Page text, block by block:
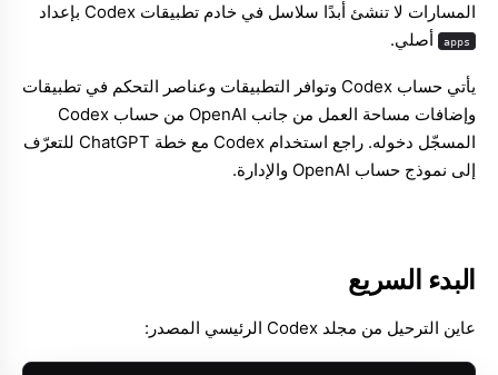
المسارات لا تنشئ أبدًا سلاسل في خادم تطبيقات Codex بإعداد
apps أصلي.
يأتي حساب Codex وتوافر التطبيقات وعناصر التحكم في تطبيقات
وإضافات مساحة العمل من جانب OpenAI من حساب Codex
المسجّل دخوله. راجع استخدام Codex مع خطة ChatGPT
للتعرّف
إلى نموذج حساب OpenAI والإدارة.
البدء السريع
عاين الترحيل من مجلد Codex الرئيسي المصدر: